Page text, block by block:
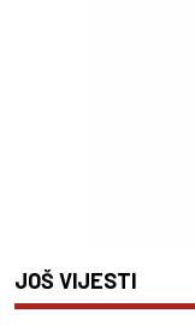
JOŠ VIJESTI